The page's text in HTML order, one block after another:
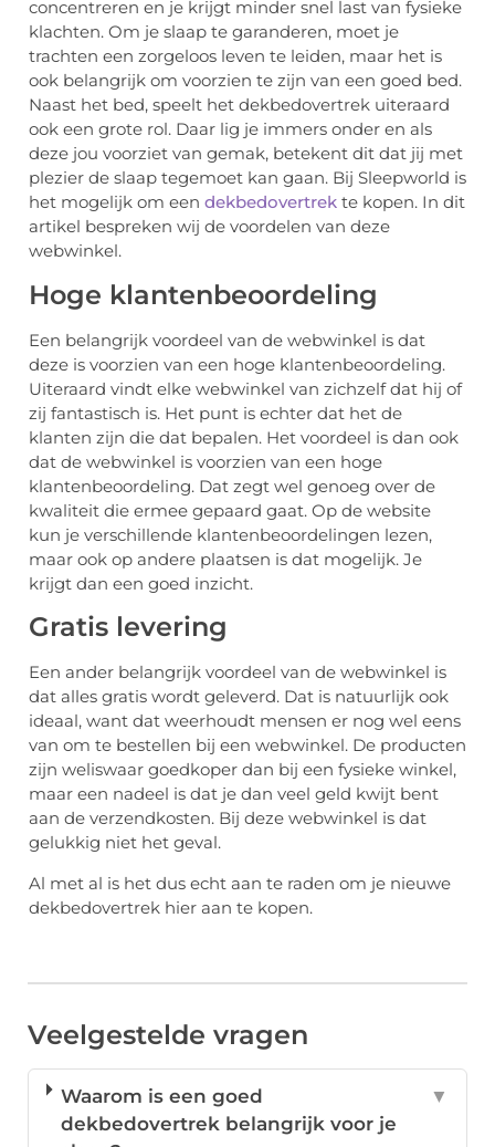
concentreren en je krijgt minder snel last van fysieke
klachten. Om je slaap te garanderen, moet je
trachten een zorgeloos leven te leiden, maar het is
ook belangrijk om voorzien te zijn van een goed bed.
Naast het bed, speelt het dekbedovertrek uiteraard
ook een grote rol. Daar lig je immers onder en als
deze jou voorziet van gemak, betekent dit dat jij met
plezier de slaap tegemoet kan gaan. Bij Sleepworld is
het mogelijk om een dekbedovertrek te kopen. In dit
artikel bespreken wij de voordelen van deze
webwinkel.
Hoge klantenbeoordeling
Een belangrijk voordeel van de webwinkel is dat
deze is voorzien van een hoge klantenbeoordeling.
Uiteraard vindt elke webwinkel van zichzelf dat hij of
zij fantastisch is. Het punt is echter dat het de
klanten zijn die dat bepalen. Het voordeel is dan ook
dat de webwinkel is voorzien van een hoge
klantenbeoordeling. Dat zegt wel genoeg over de
kwaliteit die ermee gepaard gaat. Op de website
kun je verschillende klantenbeoordelingen lezen,
maar ook op andere plaatsen is dat mogelijk. Je
krijgt dan een goed inzicht.
Gratis levering
Een ander belangrijk voordeel van de webwinkel is
dat alles gratis wordt geleverd. Dat is natuurlijk ook
ideaal, want dat weerhoudt mensen er nog wel eens
van om te bestellen bij een webwinkel. De producten
zijn weliswaar goedkoper dan bij een fysieke winkel,
maar een nadeel is dat je dan veel geld kwijt bent
aan de verzendkosten. Bij deze webwinkel is dat
gelukkig niet het geval.
Al met al is het dus echt aan te raden om je nieuwe
dekbedovertrek hier aan te kopen.
Veelgestelde vragen
Waarom is een goed
dekbedovertrek belangrijk voor je
▼